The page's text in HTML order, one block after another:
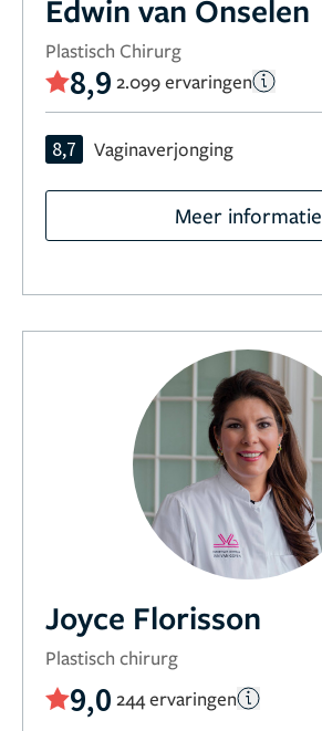
Edwin van Onselen
Plastisch Chirurg
8,9 2.099 ervaringen
8,7 Vaginaverjonging
Meer informatie
Joyce Florisson
Plastisch chirurg
9,0 244 ervaringen